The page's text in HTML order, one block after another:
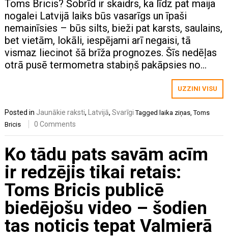
Toms Bricis? Šobrīd ir skaidrs, ka līdz pat maija
nogalei Latvijā laiks būs vasarīgs un īpaši
nemainīsies – būs silts, bieži pat karsts, saulains,
bet vietām, lokāli, iespējami arī negaisi, tā
vismaz liecinot šā brīža prognozes. Šīs nedēļas
otrā pusē termometra stabiņš pakāpsies no…
UZZINI VISU
Posted in Jaunākie raksti,Latvijā,Svarīgi Taggedlaika ziņas ,Toms
Bricis
0 Comments
Ko tādu pats savām acīm
ir redzējis tikai retais:
Toms Bricis publicē
biedējošu video – šodien
tas noticis tepat Valmierā